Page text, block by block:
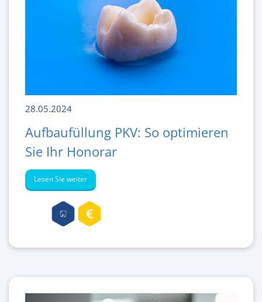
28.05.2024
Aufbaufüllung PKV: So optimieren
Sie Ihr Honorar
Lesen Sie weiter